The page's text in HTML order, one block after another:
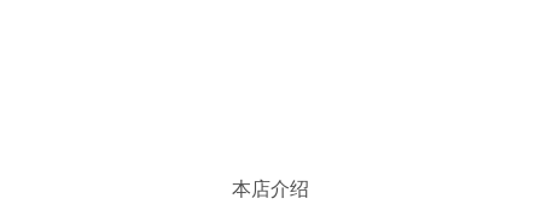
本店介绍